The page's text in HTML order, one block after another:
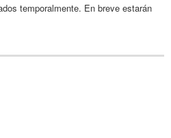
temporalmente. En breve estarán